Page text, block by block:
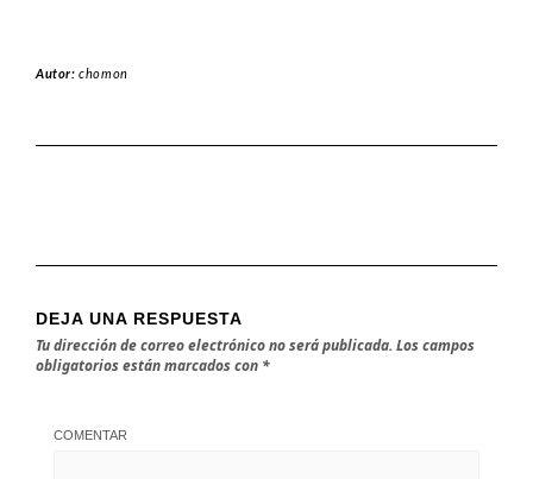
Autor:chomon
DEJA UNA RESPUESTA
Tu dirección de correo electrónico no será publicada. Los campos
obligatorios están marcados con *
COMENTAR